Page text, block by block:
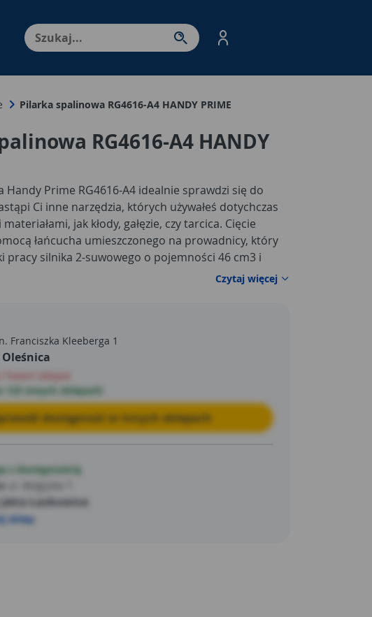
Enter - przejdź do strony produktów. Spacja – otwórz/
Pilarka spalinowa RG4616-A4 HANDY PRIME
RG4616-A4 HANDY
Handy Prime RG4616-A4 idealnie sprawdzi się do
Ci inne narzędzia, których używałeś dotychczas
jak kłody, gałęzie, czy tarcica. Cięcie
łańcucha umieszczonego na prowadnicy, który
pracy silnika 2-suwowego o pojemności 46 cm3 i
spalinowa Handy Prime RG4616-A4 posiada
pracy operatora urządzenia. O bezpieczeństwo
stosując hamulec bezpieczeństwa i osłony chroniące
Jakość marki Handy Prime została doceniona już
korzystających z naszego sklepu
którym znajdziesz również wiele innych praktycznych
sygnowanych tą nazwą. Wypróbuj je już teraz
ogródku.
Czytaj więcej
Franciszka Kleeberga 1
Twoim sklepie
125 innych sklepach
dostępność w innych sklepach
z dostępnością
Jelcz-Laskowice
sklep